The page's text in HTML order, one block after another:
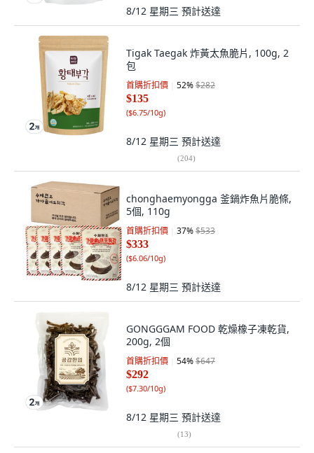
8/12 星期三 預計送達
Tigak Taegak 炸黃太魚脆片, 100g, 2
包
首購折扣價 52%$282
$135
($6.75/10g)
8/12 星期三 預計送達
(204)
chonghaemyongga 釜鍋炸魚片脆條,
5個, 110g
首購折扣價 37%$533
$333
($6.06/10g)
8/12 星期三 預計送達
GONGGGAM FOOD 乾燥橡子凍乾貨,
200g, 2個
首購折扣價 54%$647
$292
($7.30/10g)
8/12 星期三 預計送達
(13)